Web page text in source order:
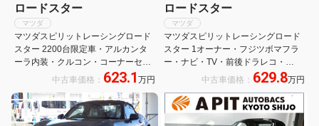
ロードスター
マツダ
マツダスピリットレーシングロード
スター 2200台限定車・アルカンタ
ーラ内装・クルコン・コーナーセン
サー・ETC・ドラレコ・シートヒー
ター・純正オーディオモニター・フ
ルセグ・アップルカープレイ・純正
オプションフジツボ匠マフラー
中古車価格： 623.1 万円
ロードスター
マツダ
マツダスピリットレーシングロード
スター 1オーナー・フジツボマフラ
ー・ナビ・TV・前後ドラレコ・
ETC・バックカメラ・親水ブルーミ
ラー・BOSE・RECAROシート・
RAYSホイール・Bremboキャリパ
ー・専用フロアマット・保証継承
中古車価格： 629.8万円